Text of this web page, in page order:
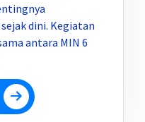
dini. Kegiatan
antara MIN 6